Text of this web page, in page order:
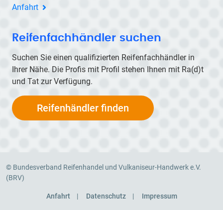
Anfahrt
Reifenfachhändler suchen
Suchen Sie einen qualifizierten Reifenfachhändler in
Ihrer Nähe. Die Profis mit Profil stehen Ihnen mit Ra(d)t
und Tat zur Verfügung.
Reifenhändler finden
© Bundesverband Reifenhandel und Vulkaniseur-Handwerk e.V.
(BRV)
Anfahrt Datenschutz Impressum